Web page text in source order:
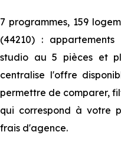
7 programmes, 159
(44210) :
studio au 5 pièces et
centralise l'offre
permettre de comparer,
qui correspond à votre
frais d'agence.